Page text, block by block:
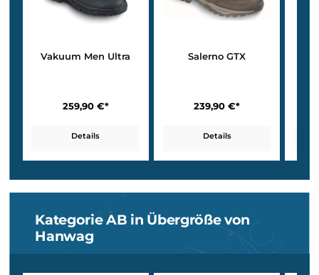
Ausstattung nicht verzichten möchten.
Kategorie AB Schuhe von Meindl
Vakuum Men Ultra Salerno GTX